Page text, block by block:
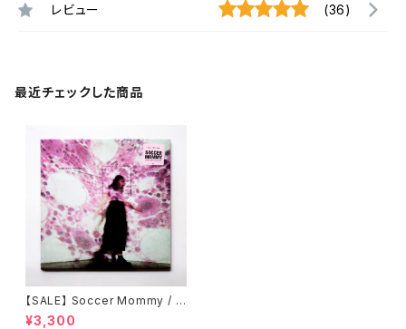
レビュー (36)
最近チェックした商品
【SALE】 Soccer Mommy / S
ometimes, Forever
¥3,300